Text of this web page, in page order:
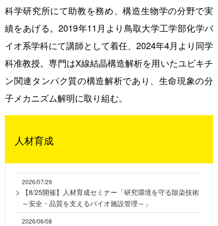
科学研究所にて助教を務め、構造生物学の分野で実
績をあげる。2019年11月より鳥取大学工学部化学バ
イオ系学科にて講師として着任、2024年4月より同学
科准教授。専門はX線結晶構造解析を用いたユビキチ
ン関連タンパク質の構造解析であり、生命現象の分
子メカニズム解明に取り組む。
人材育成
2026/07/29
【8/25開催】人材育成セミナー「研究環境を守る除染技術
～安全・品質を支えるバイオ施設管理～」
2026/06/08